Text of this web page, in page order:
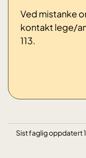
Ved mistanke
kontakt lege/
113.
Sist faglig oppdatert